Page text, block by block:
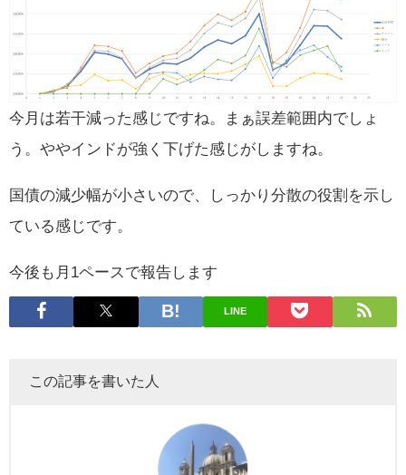
今月は若干減った感じですね。まぁ誤差範囲内でしょ
う。ややインドが強く下げた感じがしますね。
国債の減少幅が小さいので、しっかり分散の役割を示し
ている感じです。
今後も月1ペースで報告します
LINE
この記事を書いた人